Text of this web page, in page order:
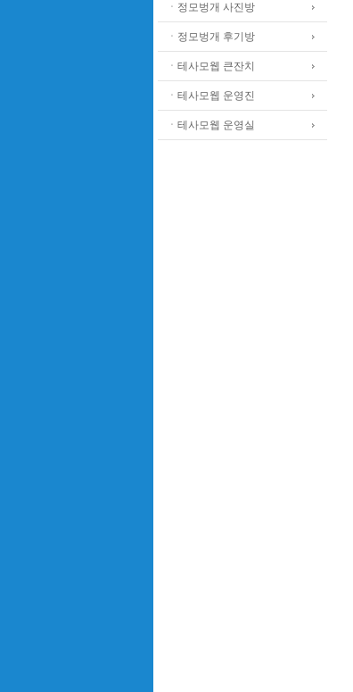
ㆍ정모벙개 사진방
ㆍ정모벙개 후기방
ㆍ테사모웹 큰잔치
ㆍ테사모웹 운영진
ㆍ테사모웹 운영실